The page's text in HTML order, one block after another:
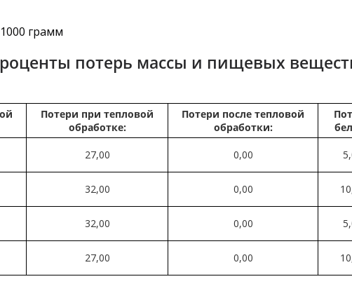
грамм
потерь массы и пищевых
Потери при тепловой
обработке:
Потери после тепловой
обработки:
27,00 0,00
32,00 0,00
32,00 0,00
27,00 0,00